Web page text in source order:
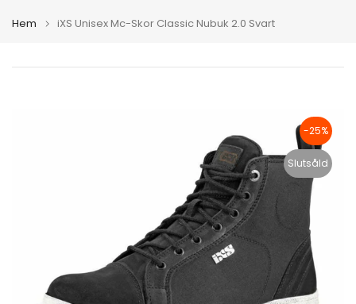
Hem iXS Unisex Mc-Skor Classic Nubuk 2.0 Svart
-25%
Slutsåld